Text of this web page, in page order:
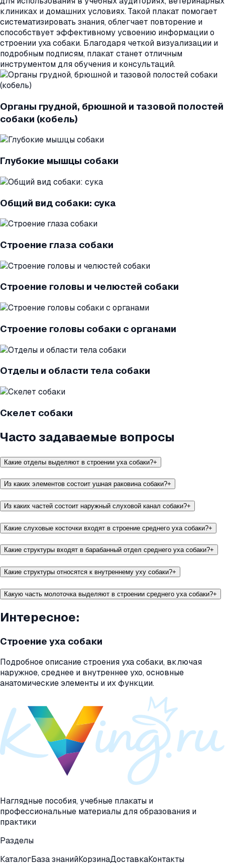
клиниках и домашних условиях. Такой плакат помогает
систематизировать знания, облегчает повторение и
способствует эффективному усвоению информации о
строении уха собаки. Благодаря четкой визуализации и
подробным подписям, плакат станет отличным
инструментом для обучения и консультаций.
Органы грудной, брюшной и тазовой полостей
собаки (кобель)
Глубокие мышцы собаки
Общий вид собаки: сука
Строение глаза собаки
Строение головы и челюстей собаки
Строение головы собаки с органами
Отделы и области тела собаки
Скелет собаки
Часто задаваемые вопросы
Какие отделы выделяют в строении уха собаки?+
Из каких элементов состоит ушная раковина собаки?+
Из каких частей состоит наружный слуховой канал собаки?+
Какие слуховые косточки входят в строение среднего уха собаки?+
Какие структуры входят в барабанный отдел среднего уха собаки?+
Какие структуры относятся к внутреннему уху собаки?+
Какую часть молоточка выделяют в строении среднего уха собаки?+
Интересное:
Строение уха собаки
Подробное описание строения уха собаки, включая
наружное, среднее и внутреннее ухо, основные
анатомические элементы и их функции.
Наглядные пособия, учебные плакаты и
профессиональные материалы для образования и
практики
Разделы
КаталогБаза знанийКорзинаДоставкаКонтакты